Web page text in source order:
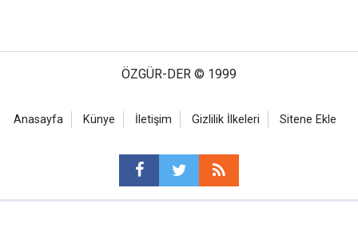
ÖZGÜR-DER © 1999
Anasayfa Künye İletişim Gizlilik İlkeleri Sitene Ekle